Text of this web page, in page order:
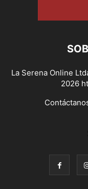
La Serena Online
2026